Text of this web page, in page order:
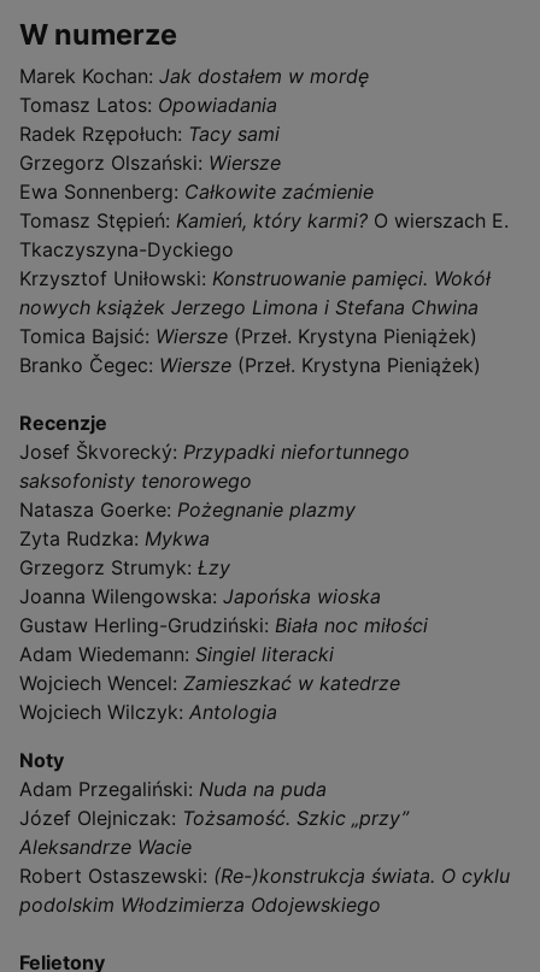
W numerze
Marek Kochan: Jak dostałem w mordę
Tomasz Latos: Opowiadania
Radek Rzępołuch: Tacy sami
Grzegorz Olszański: Wiersze
Ewa Sonnenberg: Całkowite zaćmienie
Tomasz Stępień: Kamień, który karmi? O wierszach E.
Tkaczyszyna-Dyckiego
Krzysztof Uniłowski: Konstruowanie pamięci. Wokół
nowych książek Jerzego Limona i Stefana Chwina
Tomica Bajsić: Wiersze (Przeł. Krystyna Pieniążek)
Branko Čegec: Wiersze (Przeł. Krystyna Pieniążek)
Recenzje
Josef Škvorecký: Przypadki niefortunnego
saksofonisty tenorowego
Natasza Goerke: Pożegnanie plazmy
Zyta Rudzka: Mykwa
Grzegorz Strumyk: Łzy
Joanna Wilengowska: Japońska wioska
Gustaw Herling-Grudziński: Biała noc miłości
Adam Wiedemann: Singiel literacki
Wojciech Wencel: Zamieszkać w katedrze
Wojciech Wilczyk: Antologia
Noty
Adam Przegaliński: Nuda na puda
Józef Olejniczak: Tożsamość. Szkic „przy”
Aleksandrze Wacie
Robert Ostaszewski: (Re-)konstrukcja świata. O cyklu
podolskim Włodzimierza Odojewskiego
Felietony